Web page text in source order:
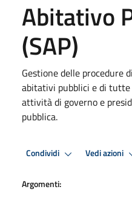
Abitativo
(SAP)
Gestione delle procedure
abitativi pubblici e di
attività di governo e
pubblica.
Condividi Vedi azioni
Argomenti: